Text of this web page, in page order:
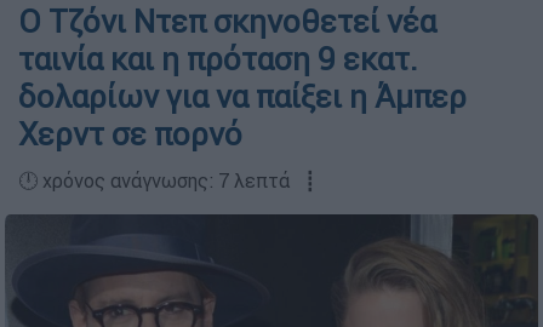
Ο Τζόνι Ντεπ σκηνοθετεί νέα
ταινία και η πρόταση 9 εκατ.
δολαρίων για να παίξει η Άμπερ
Χερντ σε πορνό
🕛 χρόνος ανάγνωσης: 7 λεπτά ┋